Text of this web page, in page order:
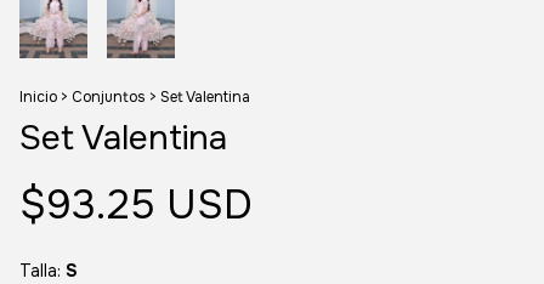
Inicio > Conjuntos > Set Valentina
Set Valentina
$93.25 USD
Talla: S